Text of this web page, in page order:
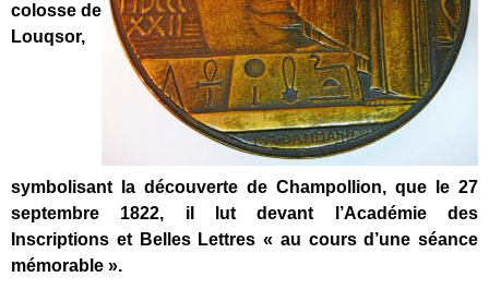
colosse de
Louqsor,
symbolisant la découverte de Champollion, que le 27
septembre 1822, il lut devant l’Académie des
Inscriptions et Belles Lettres « au cours d’une séance
mémorable ».